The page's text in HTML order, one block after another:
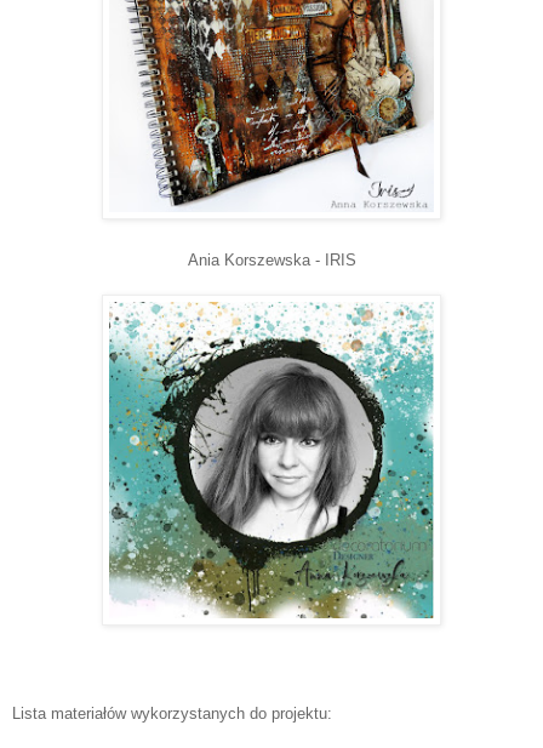
Ania Korszewska - IRIS
Lista materiałów wykorzystanych do projektu: